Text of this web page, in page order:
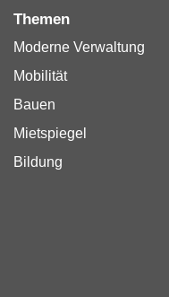
Themen
Moderne Verwaltung
Mobilität
Bauen
Mietspiegel
Bildung